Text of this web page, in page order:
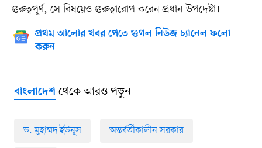
গুরুত্বপূর্ণ, সে বিষয়েও গুরুত্বারোপ করেন প্রধান উপদেষ্টা।
প্রথম আলোর খবর পেতে গুগল নিউজ চ্যানেল ফলো
করুন
বাংলাদেশথেকে আরও পড়ুন
ড. মুহাম্মদ ইউনূস অন্তর্বর্তীকালীন সরকার